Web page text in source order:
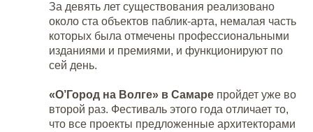
За девять лет существования реализовано
около ста объектов паблик-арта, немалая часть
которых была отмечены профессиональными
изданиями и премиями, и функционируют по
сей день.
«О’Город на Волге» в Самаре пройдет уже во
второй раз. Фестиваль этого года отличает то,
что все проекты предложенные архитекторами